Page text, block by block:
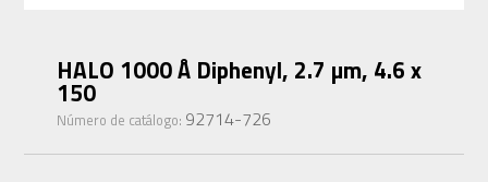
HALO 1000 Å Diphenyl, 2.7 µm, 4.6 x
150
Número de catálogo: 92714-726